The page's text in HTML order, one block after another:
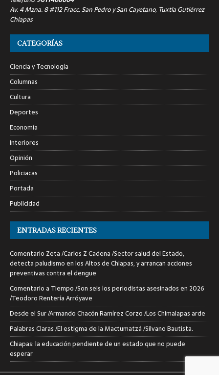
Av. 4 Mzna. 8 #112 Fracc. San Pedro y San Cayetano, Tuxtla Gutiérrez
Chiapas
CATEGORÍAS
Ciencia y Tecnología
Columnas
Cultura
Deportes
Economía
Interiores
Opinión
Policiacas
Portada
Publicidad
ENTRADAS RECIENTES
Comentario Zeta /Carlos Z Cadena /Sector salud del Estado,
detecta paludismo en los Altos de Chiapas, y arrancan acciones
preventivas contra el dengue
Comentario a Tiempo /Son seis los periodistas asesinados en 2026
/Teodoro Rentería Arróyave
Desde el Sur /Armando Chacón Ramírez Corzo /Los Chimalapas arde
Palabras Claras /El estigma de la Mactumatzá /Silvano Bautista.
Chiapas: la educación pendiente de un estado que no puede
esperar